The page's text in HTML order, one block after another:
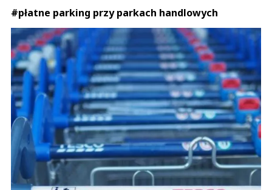
#płatne parking przy parkach handlowych